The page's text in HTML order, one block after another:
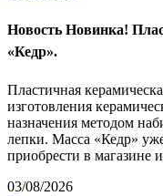
Новость Новинка!
«Кедр».
Пластичная
изготовления
назначения методом
лепки. Масса «Кедр»
приобрести в магазине
03/08/2026